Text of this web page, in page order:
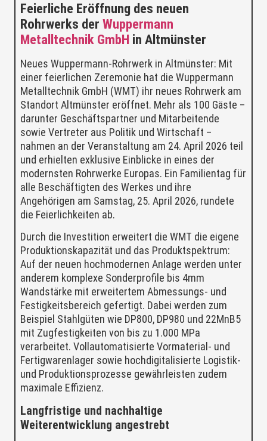
Feierliche Eröffnung des neuen
Rohrwerks der Wuppermann
Metalltechnik GmbH in Altmünster
Neues Wuppermann-Rohrwerk in Altmünster: Mit
einer feierlichen Zeremonie hat die Wuppermann
Metalltechnik GmbH (WMT) ihr neues Rohrwerk am
Standort Altmünster eröffnet. Mehr als 100 Gäste –
darunter Geschäftspartner und Mitarbeitende
sowie Vertreter aus Politik und Wirtschaft –
nahmen an der Veranstaltung am 24. April 2026 teil
und erhielten exklusive Einblicke in eines der
modernsten Rohrwerke Europas. Ein Familientag für
alle Beschäftigten des Werkes und ihre
Angehörigen am Samstag, 25. April 2026, rundete
die Feierlichkeiten ab.
Durch die Investition erweitert die WMT die eigene
Produktionskapazität und das Produktspektrum:
Auf der neuen hochmodernen Anlage werden unter
anderem komplexe Sonderprofile bis 4mm
Wandstärke mit erweitertem Abmessungs- und
Festigkeitsbereich gefertigt. Dabei werden zum
Beispiel Stahlgüten wie DP800, DP980 und 22MnB5
mit Zugfestigkeiten von bis zu 1.000 MPa
verarbeitet. Vollautomatisierte Vormaterial- und
Fertigwarenlager sowie hochdigitalisierte Logistik-
und Produktionsprozesse gewährleisten zudem
maximale Effizienz.
Langfristige und nachhaltige
Weiterentwicklung angestrebt